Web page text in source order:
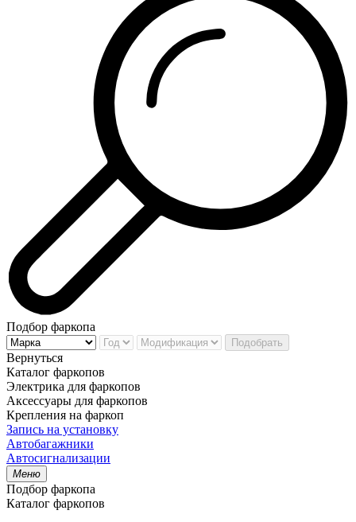
Подбор фаркопа
Подобрать
Вернуться
Каталог фаркопов
Электрика для фаркопов
Аксессуары для фаркопов
Крепления на фаркоп
Запись на установку
Автобагажники
Автосигнализации
Меню
Подбор фаркопа
Каталог фаркопов